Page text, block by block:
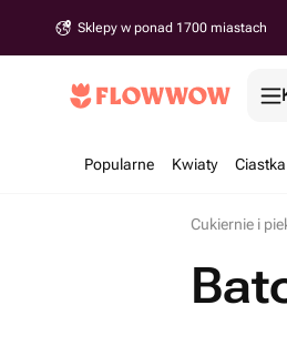
Sklepy w ponad 1700 miastach
Popularne Kwiaty
Cukiernie i